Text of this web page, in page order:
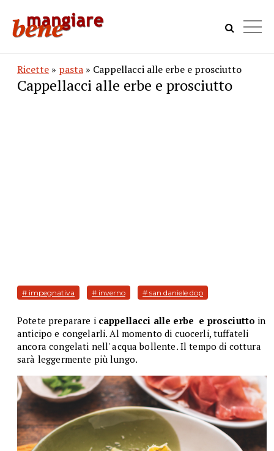
Ricette » pasta » Cappellacci alle erbe e prosciutto
Cappellacci alle erbe e prosciutto
# impegnativa # inverno # san daniele dop
Potete preparare i cappellacci alle erbe e prosciutto in
anticipo e congelarli. Al momento di cuocerli, tuffateli
ancora congelati nell' acqua bollente. Il tempo di cottura
sarà leggermente più lungo.